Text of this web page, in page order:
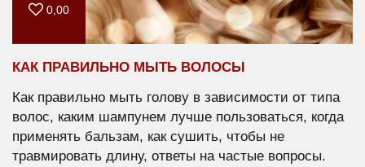
0,00
КАК ПРАВИЛЬНО МЫТЬ ВОЛОСЫ
Как правильно мыть голову в зависимости от типа
волос, каким шампунем лучше пользоваться, когда
применять бальзам, как сушить, чтобы не
травмировать длину, ответы на частые вопросы.